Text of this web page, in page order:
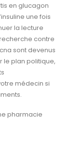
en glucagon
une fois
la lecture
contre
sont devenus
le plan politique,
médecin si
pharmacie